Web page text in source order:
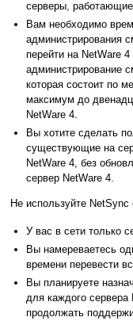
серверы,
Вам необходимо
администрирования
перейти на NetWare
администрирование
которая состоит по
максимум до
NetWare 4.
Вы хотите сделать
существующие на
NetWare 4, без
сервер NetWare 4.
Не используйте NetSync
У вас в сети только
Вы намереваетесь
времени перевести
Вы планируете
для каждого сервера
продолжать